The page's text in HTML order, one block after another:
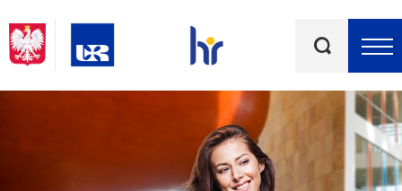
kluczowe